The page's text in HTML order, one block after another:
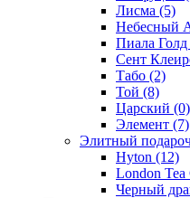
Лисма (5)
Небесный
Пиала Голд
Сент
Табо (2)
Той (8)
Царский (0)
Элемент (7)
Элитный
Hyton (12)
London Tea
Черный